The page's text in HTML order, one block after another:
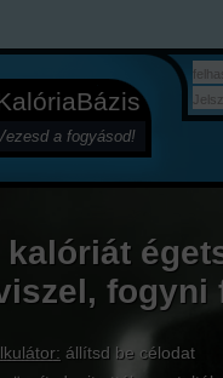
a fogyásod!
kalóriát
fogyni
állítsd be célodat